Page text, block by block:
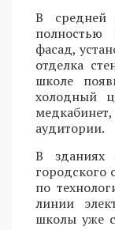
В
фасад,
отделка
школе
холодный
аудитории.
В
городского
по
линии
школы уже